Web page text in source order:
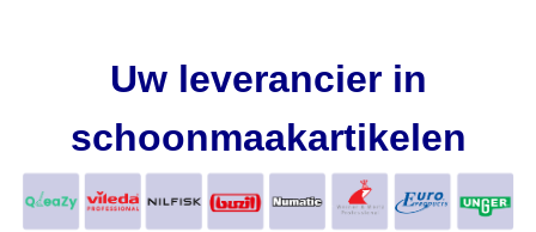
Uw leverancier in
schoonmaakartikelen